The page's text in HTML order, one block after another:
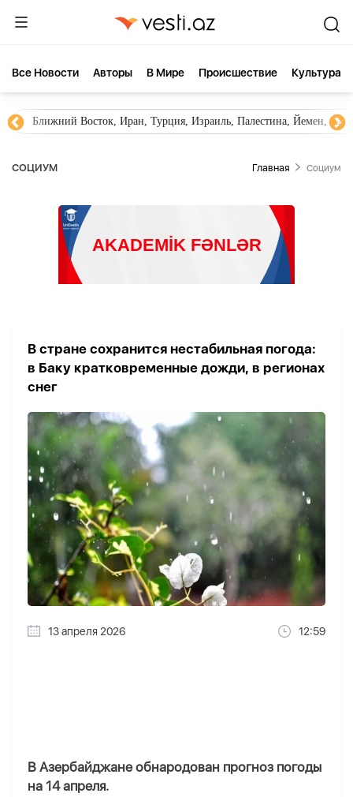
Все Новости Aвторы В Мире Происшествие Культура
Ближний Восток, Иран, Турция, Израиль, Палестина, Йемен,
СОЦИУМ Главная Социум
В стране сохранится нестабильная погода:
в Баку кратковременные дожди, в регионах
снег
13 апреля 2026 12:59
В Азербайджане обнародован прогноз погоды
на 14 апреля.